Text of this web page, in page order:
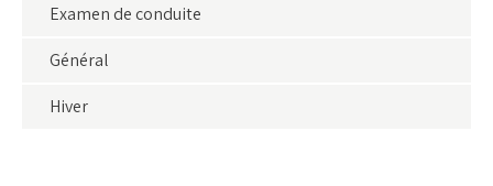
Examen de conduite
Général
Hiver